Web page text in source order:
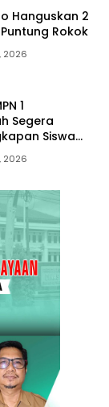
Hanguskan 2
Rokok
2026
1
Segera
Siswa
2026